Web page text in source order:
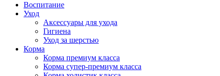
Воспитание
Уход
Аксессуары для ухода
Гигиена
Уход за шерстью
Корма
Корма премиум класса
Корма супер-премиум класса